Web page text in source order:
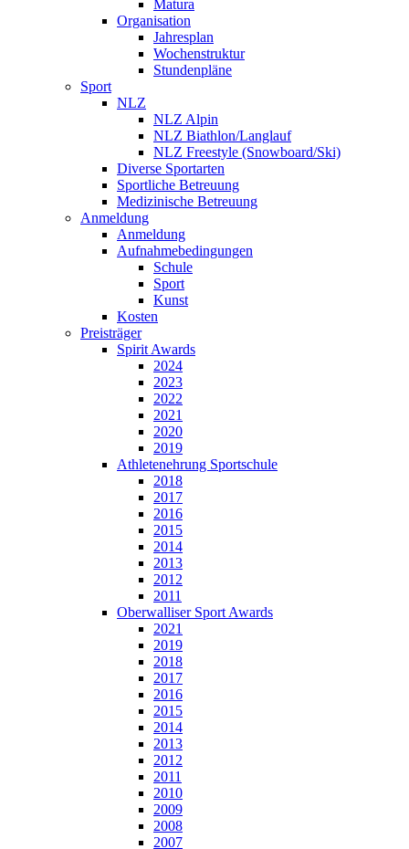
Matura
Organisation
Jahresplan
Wochenstruktur
Stundenpläne
Sport
NLZ
NLZ Alpin
NLZ Biathlon/Langlauf
NLZ Freestyle (Snowboard/Ski)
Diverse Sportarten
Sportliche Betreuung
Medizinische Betreuung
Anmeldung
Anmeldung
Aufnahmebedingungen
Schule
Sport
Kunst
Kosten
Preisträger
Spirit Awards
2024
2023
2022
2021
2020
2019
Athletenehrung Sportschule
2018
2017
2016
2015
2014
2013
2012
2011
Oberwalliser Sport Awards
2021
2019
2018
2017
2016
2015
2014
2013
2012
2011
2010
2009
2008
2007